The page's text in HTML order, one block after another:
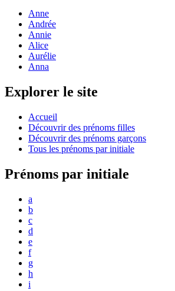
Anne
Andrée
Annie
Alice
Aurélie
Anna
Explorer le site
Accueil
Découvrir des prénoms filles
Découvrir des prénoms garçons
Tous les prénoms par initiale
Prénoms par initiale
a
b
c
d
e
f
g
h
i